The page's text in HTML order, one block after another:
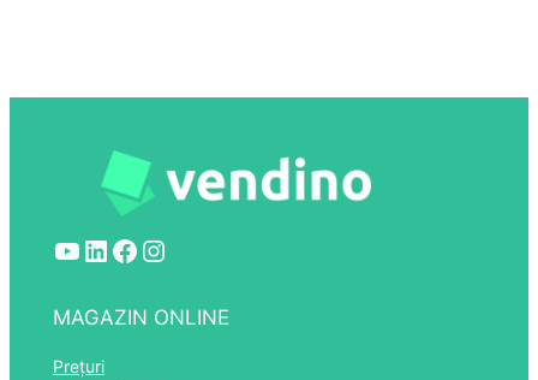
YouTube LinkedIn Facebook Instagram
MAGAZIN ONLINE
Prețuri